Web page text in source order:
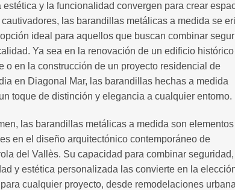
estética y la funcionalidad convergen para crear
las barandillas metálicas a medida se
ideal para aquellos que buscan combinar
Ya sea en la renovación de un edificio histórico
o en la construcción de un proyecto residencial de
en Diagonal Mar, las barandillas hechas a medida
toque de distinción y elegancia a cualquier entorno.
las barandillas metálicas a medida son elementos
en el diseño arquitectónico contemporáneo de
del Vallès. Su capacidad para combinar seguridad,
y estética personalizada las convierte en la
cualquier proyecto, desde remodelaciones